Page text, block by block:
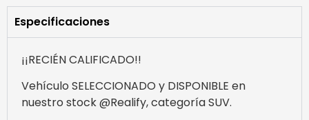
Especificaciones
¡¡RECIÉN CALIFICADO!!
Vehículo SELECCIONADO y DISPONIBLE en
nuestro stock @Realify, categoría SUV.